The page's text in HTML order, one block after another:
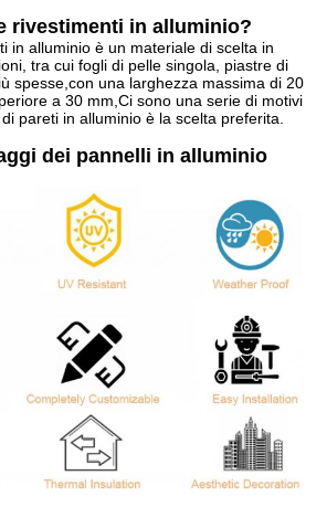
rivestimenti in alluminio?
in alluminio è un materiale di scelta in
tra cui fogli di pelle singola, piastre di
spesse,con una larghezza massima di 20
a 30 mm,Ci sono una serie di motivi
pareti in alluminio è la scelta preferita.
dei pannelli in alluminio